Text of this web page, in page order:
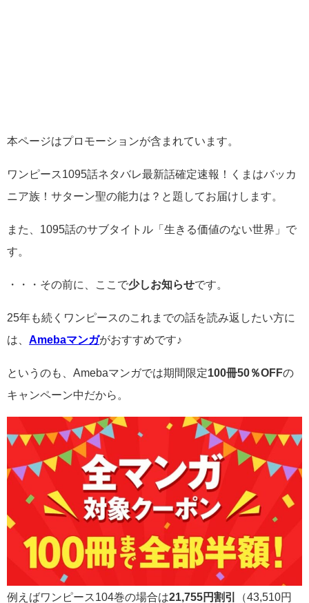
本ページはプロモーションが含まれています。
ワンピース1095話ネタバレ最新話確定速報！くまはバッカ
ニア族！サターン聖の能力は？と題してお届けします。
また、1095話のサブタイトル「生きる価値のない世界」で
す。
・・・その前に、ここで少しお知らせです。
25年も続くワンピースのこれまでの話を読み返したい方に
は、 Amebaマンガがおすすめです♪
というのも、Amebaマンガでは期間限定100冊50％OFFの
キャンペーン中だから。
例えばワンピース104巻の場合は21,755円割引
（43,510円